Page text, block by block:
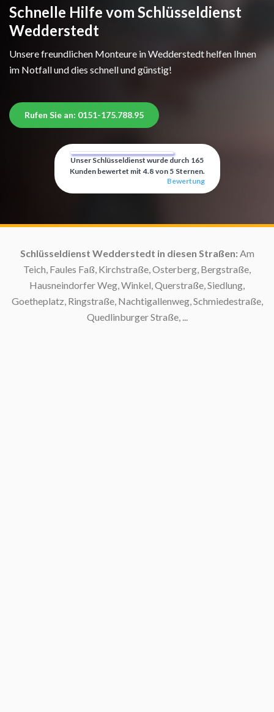
Schnelle Hilfe vom Schlüsseldienst
Wedderstedt
Unsere freundlichen Monteure in Wedderstedt helfen Ihnen
im Notfall und dies schnell und günstig!
Rufen Sie an: 0151-175.788.95
Unser Schlüsseldienst wurde durch 165
Kunden bewertet mit 4.8 von 5 Sternen.
Bewertung
Schlüsseldienst Wedderstedt in diesen Straßen:Am
Teich, Faules Faß, Kirchstraße, Osterberg, Bergstraße,
Hausneindorfer Weg, Winkel, Querstraße, Siedlung,
Goetheplatz, Ringstraße, Nachtigallenweg, Schmiedestraße,
Quedlinburger Straße, ...